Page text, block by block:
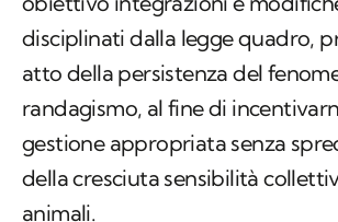
disciplinati dalla legge quadro,
atto della persistenza del
randagismo, al fine di
gestione appropriata senza
della cresciuta sensibilità
animali.